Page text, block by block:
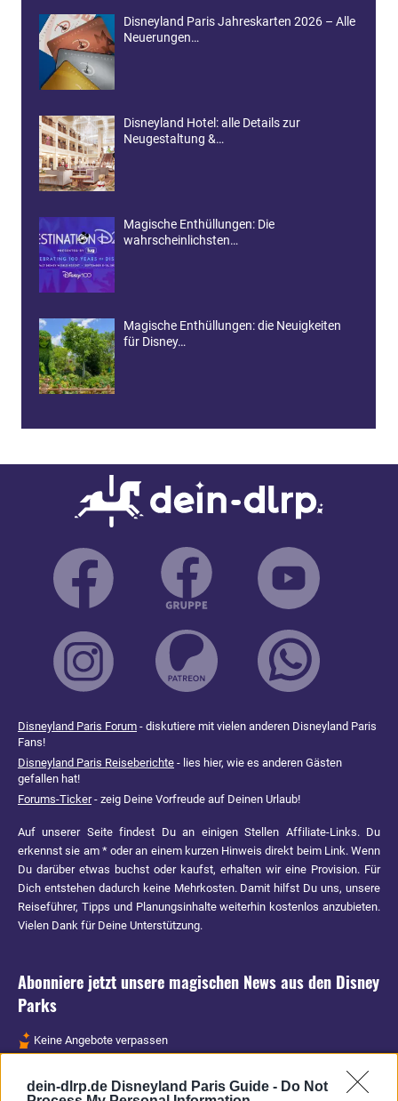
dein-dlrp.de Disneyland Paris Guide - Do Not
Disneyland Paris Jahreskarten 2026 – Alle
Neuerungen…
Disneyland Hotel: alle Details zur
Neugestaltung &…
Magische Enthüllungen: Die
wahrscheinlichsten…
Magische Enthüllungen: die Neuigkeiten
für Disney…
Disneyland Paris Forum - diskutiere mit vielen anderen Disneyland Paris
Fans!
Disneyland Paris Reiseberichte - lies hier, wie es anderen Gästen
gefallen hat!
Forums-Ticker- zeig Deine Vorfreude auf Deinen Urlaub!
Auf unserer Seite findest Du an einigen Stellen Affiliate-Links. Du
erkennst sie am * oder an einem kurzen Hinweis direkt beim Link. Wenn
Du darüber etwas buchst oder kaufst, erhalten wir eine Provision. Für
Dich entstehen dadurch keine Mehrkosten. Damit hilfst Du uns, unsere
Reiseführer, Tipps und Planungsinhalte weiterhin kostenlos anzubieten.
Vielen Dank für Deine Unterstützung.
Abonniere jetzt unsere magischen News aus den Disney
Parks
Keine Angebote verpassen
Spannende Lesetipps